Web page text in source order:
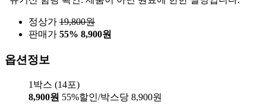
정상가 19,800원
판매가 55% 8,900원
옵션정보
1박스 (14포)
8,900원 55%할인/박스당 8,900원